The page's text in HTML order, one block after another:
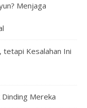
Menjaga
tetapi Kesalahan Ini
Mereka